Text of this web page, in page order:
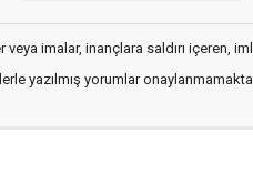
imalar, inançlara saldırı içeren,
yazılmış yorumlar